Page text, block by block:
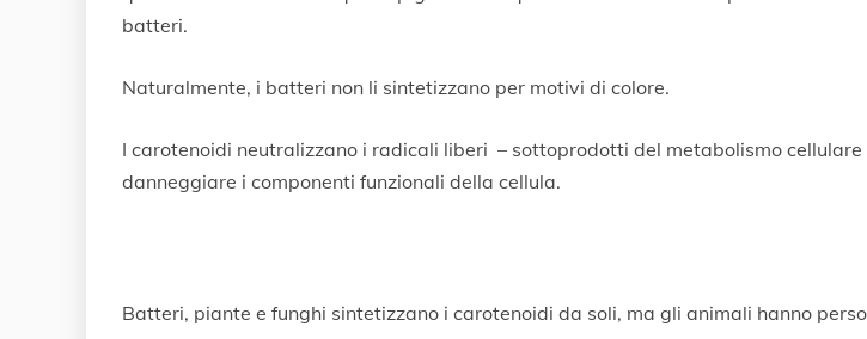
batteri.
Naturalmente, i batteri non li sintetizzano per motivi di colore.
I carotenoidi neutralizzano i radicali liberi – sottoprodotti del metabolismo cellulare
danneggiare i componenti funzionali della cellula.
Batteri, piante e funghi sintetizzano i carotenoidi da soli, ma gli animali hanno